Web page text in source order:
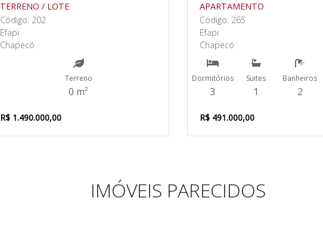
TERRENO / LOTE
Código: 202
Efapi
Chapecó
Terreno
0 m²
R$ 1.490.000,00
APARTAMENTO
Código: 265
Efapi
Chapecó
Dormitórios
3
Suites
1
Banheiros
2
R$ 491.000,00
IMÓVEIS PARECIDOS